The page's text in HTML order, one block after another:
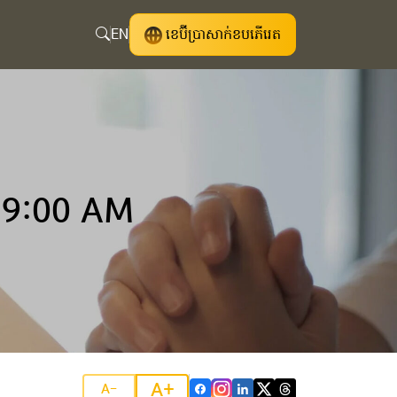
EN ខេប៊ីប្រាសាក់ខបភើរេត
AM
A- A+